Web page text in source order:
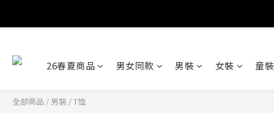
26春夏商品 男女同款 男裝 女裝 童裝
全部商品 / 男裝 /T恤